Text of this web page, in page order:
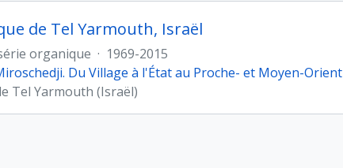
de Tel Yarmouth, Israël
organique · 1969-2015
Du Village à l'État au Proche- et Moyen-Orient
Tel Yarmouth (Israël)